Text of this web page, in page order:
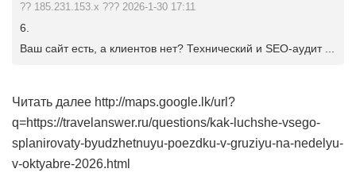
?? 185.231.153.x ??? 2026-1-30 17:11
6.
Ваш сайт есть, а клиентов нет? Технический и SEO-аудит ...
Читать далее http://maps.google.lk/url?
q=https://travelanswer.ru/questions/kak-luchshe-vsego-
splanirovaty-byudzhetnuyu-poezdku-v-gruziyu-na-nedelyu-
v-oktyabre-2026.html